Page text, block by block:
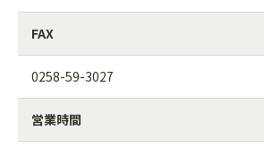
FAX
0258-59-3027
営業時間